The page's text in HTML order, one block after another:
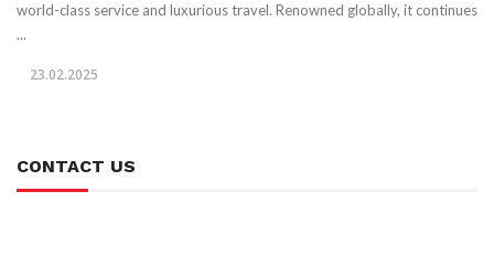
world-class service and luxurious travel. Renowned globally, it continues
...
23.02.2025
CONTACT US